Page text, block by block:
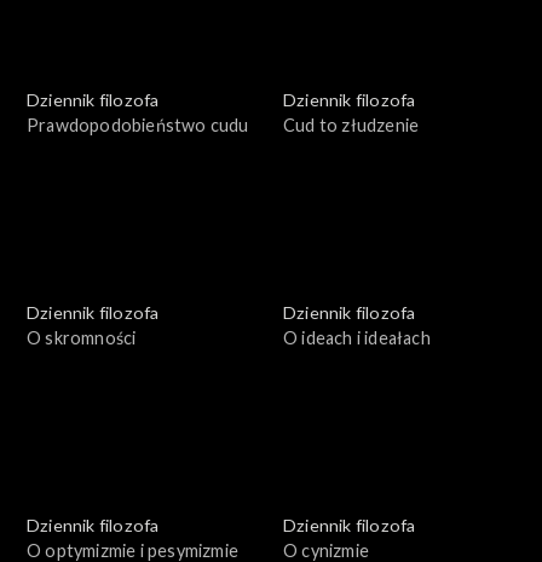
Dziennik filozofa
Prawdopodobieństwo cudu
Dziennik filozofa
Cud to złudzenie
Dziennik filozofa
O skromności
Dziennik filozofa
O ideach i ideałach
Dziennik filozofa
O optymizmie i pesymizmie
Dziennik filozofa
O cynizmie